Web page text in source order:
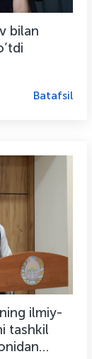
bilan
Batafsil
ilmiy-
tashkil